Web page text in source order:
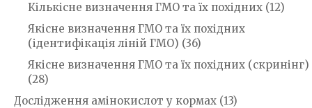
Кількісне визначення ГМО та їх похідних (12)
Якісне визначення ГМО та їх похідних
(ідентифікація ліній ГМО) (36)
Якісне визначення ГМО та їх похідних (скринінг)
(28)
Дослідження амінокислот у кормах (13)